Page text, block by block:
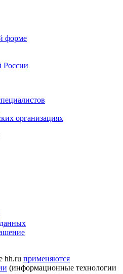
форме
России
организациях
hh.ru применяются
(информационные технологии